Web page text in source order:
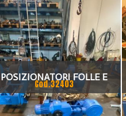
POSIZIONATORI FOLLE E
MOTORIZZATO
Cod.32403